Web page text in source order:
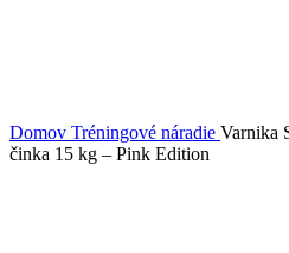
Domov Tréningové náradie Varnika
činka 15 kg – Pink Edition